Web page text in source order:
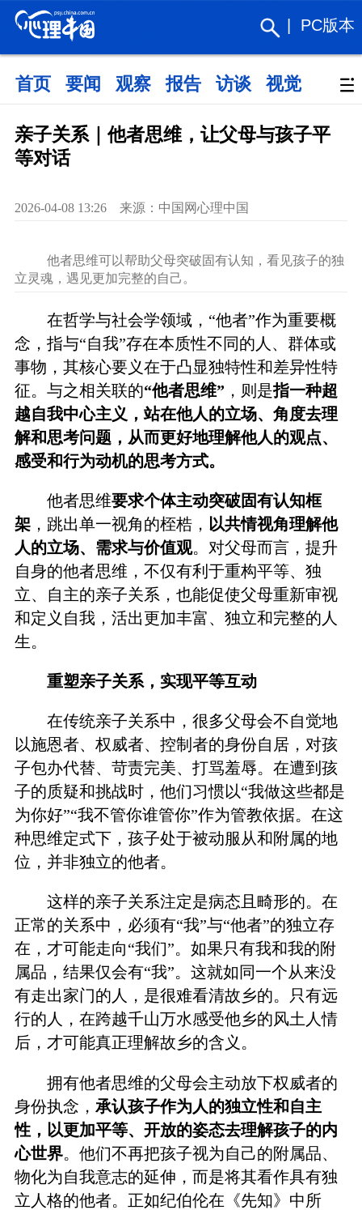
PC版本
首页 要闻 观察 报告 访谈 视觉 政策
亲子关系｜他者思维，让父母与孩子平
等对话
2026-04-08 13:26 来源：中国网心理中国
他者思维可以帮助父母突破固有认知，看见孩子的独
立灵魂，遇见更加完整的自己。
在哲学与社会学领域，“他者”作为重要概
念，指与“自我”存在本质性不同的人、群体或
事物，其核心要义在于凸显独特性和差异性特
征。与之相关联的“他者思维” ，则是指一种超
越自我中心主义，站在他人的立场、角度去理
解和思考问题，从而更好地理解他人的观点、
感受和行为动机的思考方式。
他者思维要求个体主动突破固有认知框
架，跳出单一视角的桎梏， 以共情视角理解他
人的立场、需求与价值观。对父母而言，提升
自身的他者思维，不仅有利于重构平等、独
立、自主的亲子关系，也能促使父母重新审视
和定义自我，活出更加丰富、独立和完整的人
生。
重塑亲子关系，实现平等互动
在传统亲子关系中，很多父母会不自觉地
以施恩者、权威者、控制者的身份自居，对孩
子包办代替、苛责完美、打骂羞辱。在遭到孩
子的质疑和挑战时，他们习惯以“我做这些都是
为你好”“我不管你谁管你”作为管教依据。在这
种思维定式下，孩子处于被动服从和附属的地
位，并非独立的他者。
这样的亲子关系注定是病态且畸形的。在
正常的关系中，必须有“我”与“他者”的独立存
在，才可能走向“我们”。如果只有我和我的附
属品，结果仅会有“我”。这就如同一个从来没
有走出家门的人，是很难看清故乡的。只有远
行的人，在跨越千山万水感受他乡的风土人情
后，才可能真正理解故乡的含义。
拥有他者思维的父母会主动放下权威者的
身份执念， 承认孩子作为人的独立性和自主
性，以更加平等、开放的姿态去理解孩子的内
心世界。他们不再把孩子视为自己的附属品、
物化为自我意志的延伸，而是将其看作具有独
立人格的他者。正如纪伯伦在《先知》中所